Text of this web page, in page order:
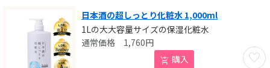
日本酒の超しっとり化粧水 1,000ml
1Lの大大容量サイズの保湿化粧水
お気
1,760円
購入